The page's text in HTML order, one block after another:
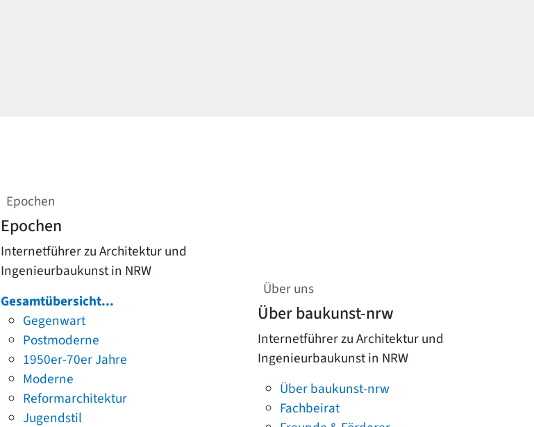
Epochen
Epochen
Internetführer zu Architektur und
Ingenieurbaukunst in NRW
Gesamtübersicht...
Gegenwart
Postmoderne
1950er-70er Jahre
Moderne
Reformarchitektur
Jugendstil
Über uns
Über baukunst-nrw
Internetführer zu Architektur und
Ingenieurbaukunst in NRW
Über baukunst-nrw
Fachbeirat